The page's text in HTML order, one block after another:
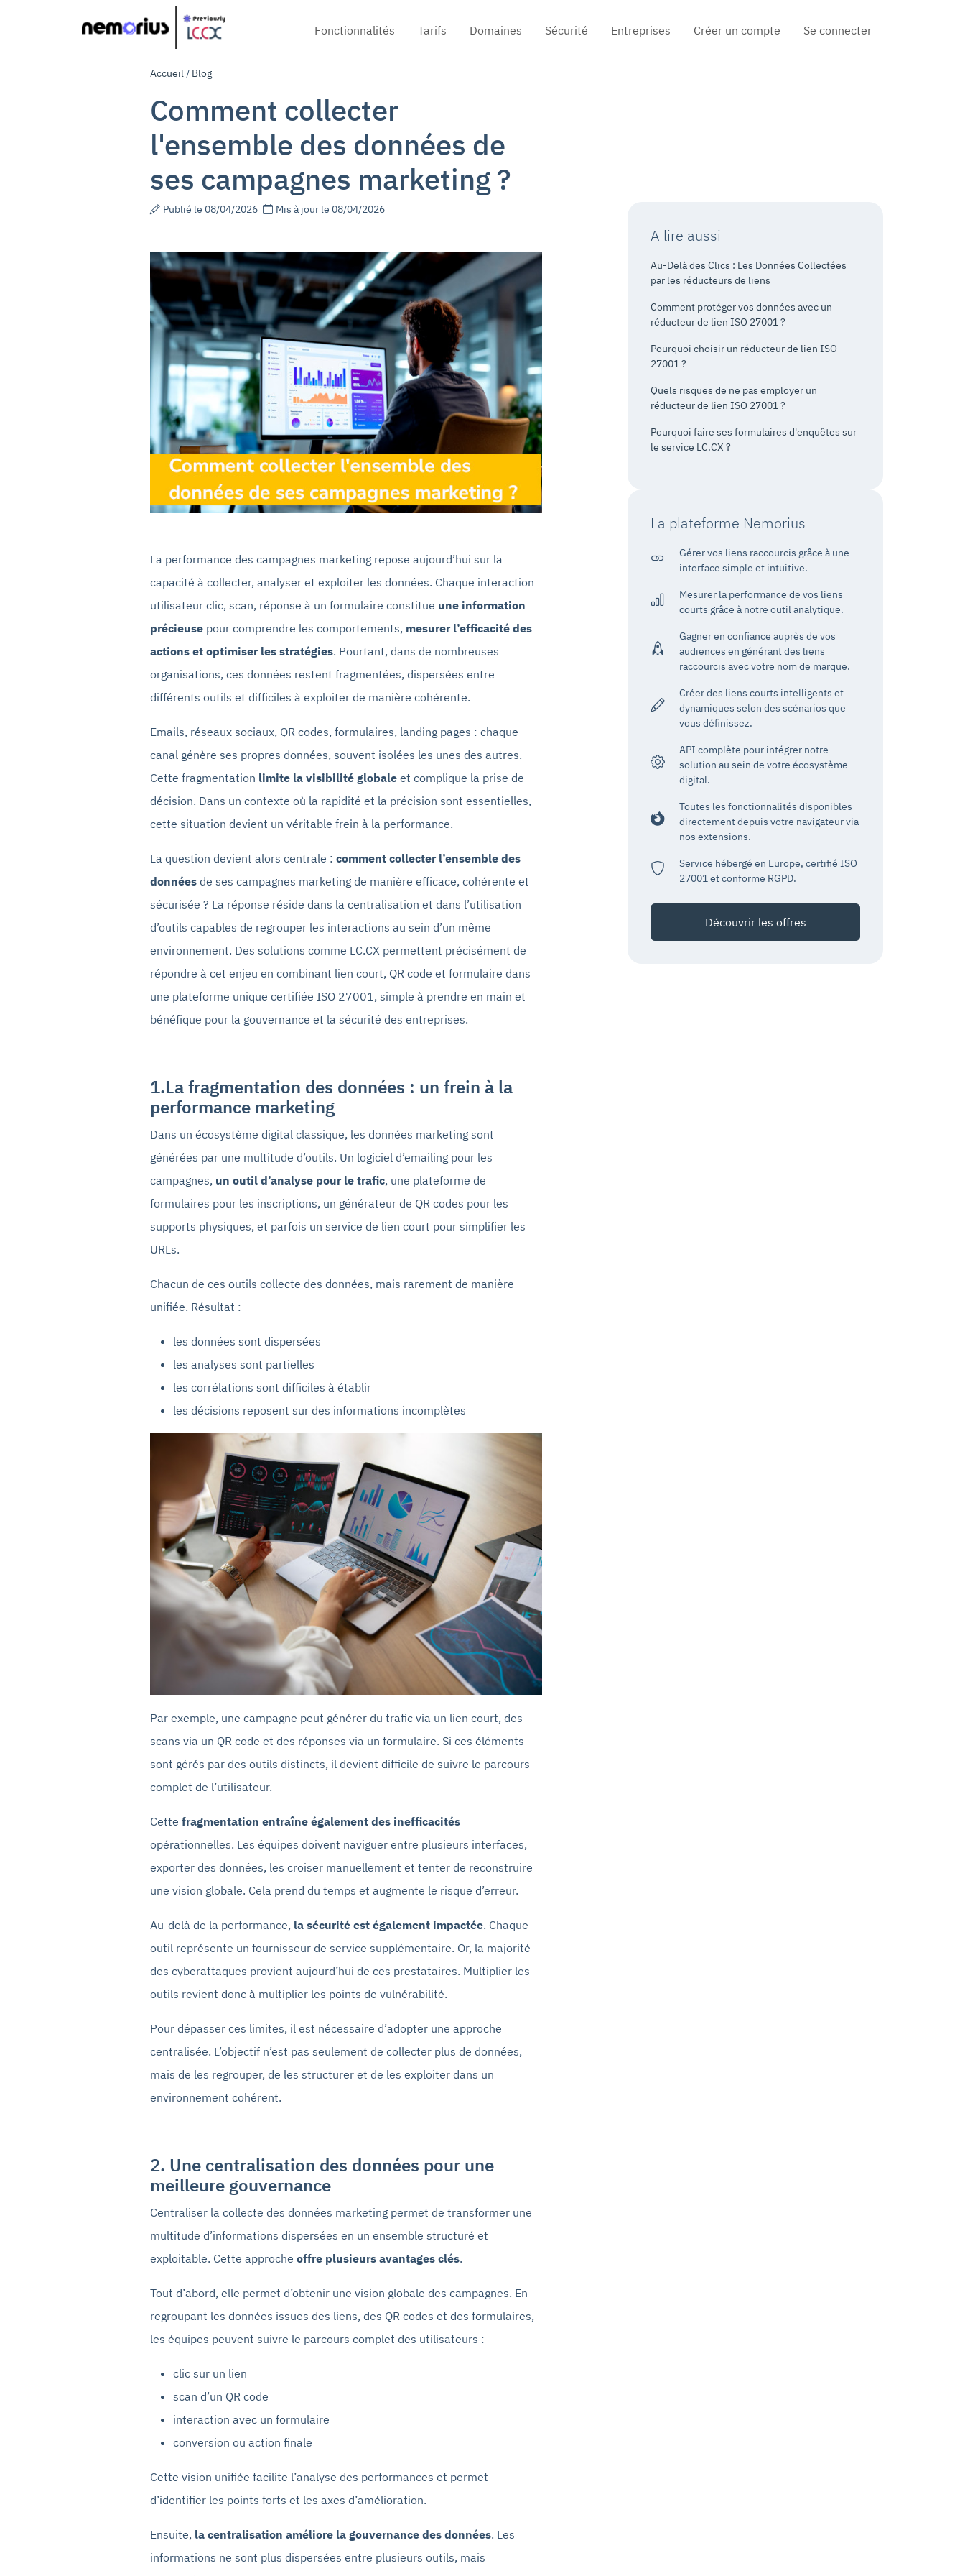
Fonctionnalités Tarifs Domaines Sécurité Entreprises Créer un compte Se connecter
Accueil/ Blog
Comment collecter
l'ensemble des données de
ses campagnes marketing ?
Publié le 08/04/2026 Mis à jour le 08/04/2026
La performance des campagnes marketing repose aujourd’hui sur la
capacité à collecter, analyser et exploiter les données. Chaque interaction
utilisateur clic, scan, réponse à un formulaire constitue une information
précieuse pour comprendre les comportements, mesurer l’efficacité des
actions et optimiser les stratégies. Pourtant, dans de nombreuses
organisations, ces données restent fragmentées, dispersées entre
différents outils et difficiles à exploiter de manière cohérente.
Emails, réseaux sociaux, QR codes, formulaires, landing pages : chaque
canal génère ses propres données, souvent isolées les unes des autres.
Cette fragmentation limite la visibilité globale et complique la prise de
décision. Dans un contexte où la rapidité et la précision sont essentielles,
cette situation devient un véritable frein à la performance.
La question devient alors centrale : comment collecter l’ensemble des
données de ses campagnes marketing de manière efficace, cohérente et
sécurisée ? La réponse réside dans la centralisation et dans l’utilisation
d’outils capables de regrouper les interactions au sein d’un même
environnement. Des solutions comme LC.CX permettent précisément de
répondre à cet enjeu en combinant lien court, QR code et formulaire dans
une plateforme unique certifiée ISO 27001, simple à prendre en main et
bénéfique pour la gouvernance et la sécurité des entreprises.
1.La fragmentation des données : un frein à la
performance marketing
Dans un écosystème digital classique, les données marketing sont
générées par une multitude d’outils. Un logiciel d’emailing pour les
campagnes, un outil d’analyse pour le trafic, une plateforme de
formulaires pour les inscriptions, un générateur de QR codes pour les
supports physiques, et parfois un service de lien court pour simplifier les
URLs.
Chacun de ces outils collecte des données, mais rarement de manière
unifiée. Résultat :
les données sont dispersées
les analyses sont partielles
les corrélations sont difficiles à établir
les décisions reposent sur des informations incomplètes
Par exemple, une campagne peut générer du trafic via un lien court, des
scans via un QR code et des réponses via un formulaire. Si ces éléments
sont gérés par des outils distincts, il devient difficile de suivre le parcours
complet de l’utilisateur.
Cette fragmentation entraîne également des inefficacités
opérationnelles. Les équipes doivent naviguer entre plusieurs interfaces,
exporter des données, les croiser manuellement et tenter de reconstruire
une vision globale. Cela prend du temps et augmente le risque d’erreur.
Au-delà de la performance, la sécurité est également impactée. Chaque
outil représente un fournisseur de service supplémentaire. Or, la majorité
des cyberattaques provient aujourd’hui de ces prestataires. Multiplier les
outils revient donc à multiplier les points de vulnérabilité.
Pour dépasser ces limites, il est nécessaire d’adopter une approche
centralisée. L’objectif n’est pas seulement de collecter plus de données,
mais de les regrouper, de les structurer et de les exploiter dans un
environnement cohérent.
2. Une centralisation des données pour une
meilleure gouvernance
Centraliser la collecte des données marketing permet de transformer une
multitude d’informations dispersées en un ensemble structuré et
exploitable. Cette approche offre plusieurs avantages clés.
Tout d’abord, elle permet d’obtenir une vision globale des campagnes. En
regroupant les données issues des liens, des QR codes et des formulaires,
les équipes peuvent suivre le parcours complet des utilisateurs :
clic sur un lien
scan d’un QR code
interaction avec un formulaire
conversion ou action finale
Cette vision unifiée facilite l’analyse des performances et permet
d’identifier les points forts et les axes d’amélioration.
Ensuite, la centralisation améliore la gouvernance des données. Les
informations ne sont plus dispersées entre plusieurs outils, mais
A lire aussi
Au-Delà des Clics : Les Données Collectées
par les réducteurs de liens
Comment protéger vos données avec un
réducteur de lien ISO 27001 ?
Pourquoi choisir un réducteur de lien ISO
27001 ?
Quels risques de ne pas employer un
réducteur de lien ISO 27001 ?
Pourquoi faire ses formulaires d'enquêtes sur
le service LC.CX ?
La plateforme Nemorius
Gérer vos liens raccourcis grâce à une
interface simple et intuitive.
Mesurer la performance de vos liens
courts grâce à notre outil analytique.
Gagner en confiance auprès de vos
audiences en générant des liens
raccourcis avec votre nom de marque.
Créer des liens courts intelligents et
dynamiques selon des scénarios que
vous définissez.
API complète pour intégrer notre
solution au sein de votre écosystème
digital.
Toutes les fonctionnalités disponibles
directement depuis votre navigateur via
nos extensions.
Service hébergé en Europe, certifié ISO
27001 et conforme RGPD.
Découvrir les offres